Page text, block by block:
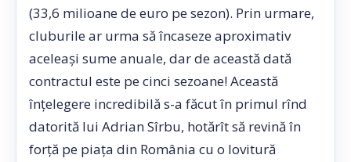
(33,6 milioane de euro pe sezon). Prin urmare,
cluburile ar urma să încaseze aproximativ
aceleaşi sume anuale, dar de această dată
contractul este pe cinci sezoane! Această
înţelegere incredibilă s-a făcut în primul rînd
datorită lui Adrian Sîrbu, hotărît să revină în
forţă pe piaţa din România cu o lovitură